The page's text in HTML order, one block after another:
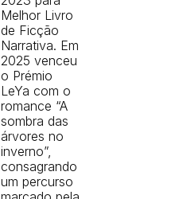
Melhor Livro
de Ficção
Narrativa. Em
2025 venceu
o Prémio
LeYa com o
romance “A
sombra das
árvores no
inverno”,
consagrando
um percurso